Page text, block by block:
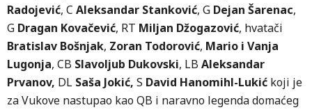
Radojević, C Aleksandar Stanković, G Dejan Šarenac,
G Dragan Kovačević, RT Miljan Džogazović, hvatači
Bratislav Bošnjak, Zoran Todorović, Mario i Vanja
Lugonja, CB Slavoljub Dukovski, LB Aleksandar
Prvanov, DL Saša Jokić, S David Hanomihl-Lukić koji je
za Vukove nastupao kao QB i naravno legenda domaćeg